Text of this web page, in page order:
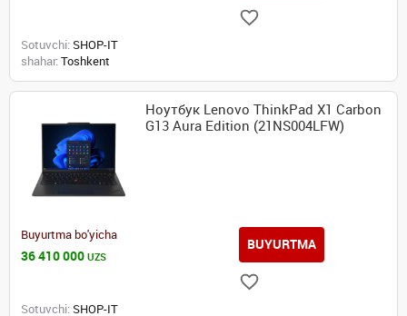
Sotuvchi: SHOP-IT
shahar: Toshkent
Ноутбук Lenovo ThinkPad X1 Carbon
G13 Aura Edition (21NS004LFW)
Buyurtma bo'yicha
36 410 000 UZS
BUYURTMA
Sotuvchi: SHOP-IT